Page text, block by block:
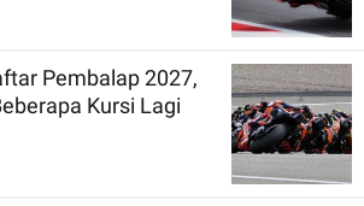
Pembalap 2027,
Kursi Lagi